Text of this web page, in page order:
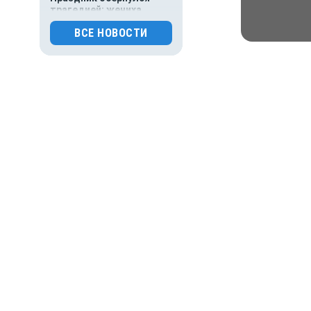
трагедией: жениха
зарезали на собственной
свадьбеВСЕ НОВОСТИ